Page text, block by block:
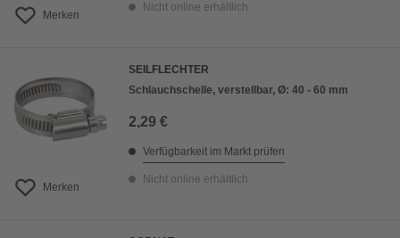
Merken
Nicht online erhältlich
Merken
SEILFLECHTER
Schlauchschelle, verstellbar, Ø: 40 - 60 mm
2,29 €
Verfügbarkeit im Markt prüfen
Nicht online erhältlich